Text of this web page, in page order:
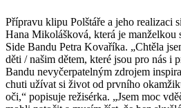
Přípravu klipu Polštáře a jeho realizaci
Hana Mikolášková, která je manželkou
Side Bandu Petra Kovaříka. „Chtěla
děti / našim dětem, které jsou pro nás i
Bandu nevyčerpatelným zdrojem
chuti užívat si život od prvního
oči,“ popisuje režisérka. „Jsem moc